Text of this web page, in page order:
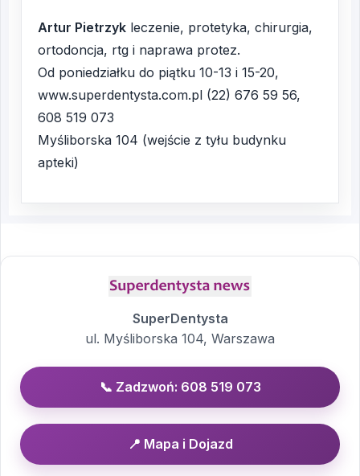
Artur Pietrzyk leczenie, protetyka, chirurgia,
ortodoncja, rtg i naprawa protez.
Od poniedziałku do piątku 10-13 i 15-20,
www.superdentysta.com.pl (22) 676 59 56,
608 519 073
Myśliborska 104 (wejście z tyłu budynku
apteki)
SuperDentysta
ul. Myśliborska 104, Warszawa
📞 Zadzwoń: 608 519 073
📍 Mapa i Dojazd